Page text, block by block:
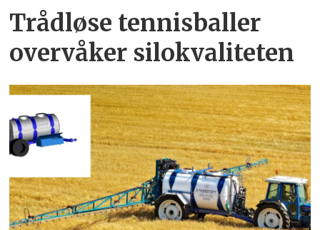
Trådløse tennisballer
overvåker silokvaliteten